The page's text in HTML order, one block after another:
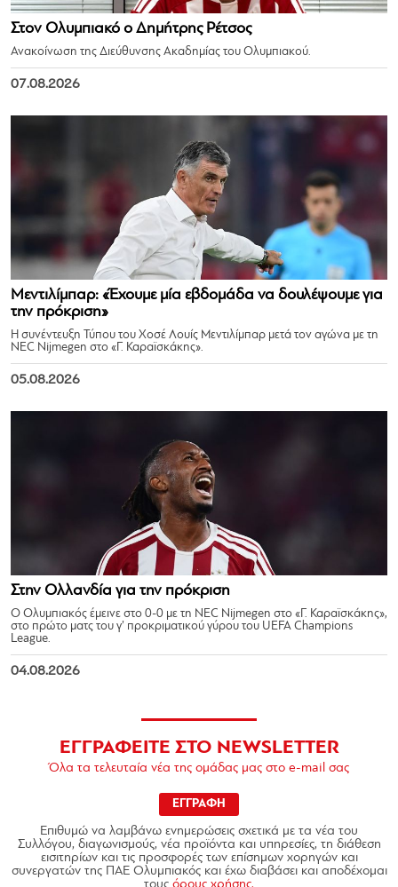
Στον Ολυμπιακό ο Δημήτρης Ρέτσος
Ανακοίνωση της Διεύθυνσης Ακαδημίας του Ολυμπιακού.
07.08.2026
Μεντιλίμπαρ: «Έχουμε μία εβδομάδα να δουλέψουμε για
την πρόκριση»
Η συνέντευξη Τύπου του Χοσέ Λουίς Μεντιλίμπαρ μετά τον αγώνα με τη
NEC Nijmegen στο «Γ. Καραϊσκάκης».
05.08.2026
Στην Ολλανδία για την πρόκριση
Ο Ολυμπιακός έμεινε στο 0-0 με τη NEC Nijmegen στο «Γ. Καραϊσκάκης»,
στο πρώτο ματς του γ’ προκριματικού γύρου του UEFA Champions
League.
04.08.2026
ΕΓΓΡΑΦΕΙΤΕ ΣΤΟ NEWSLETTER
Όλα τα τελευταία νέα της ομάδας μας στο e-mail σας
ΕΓΓΡΑΦΗ
Επιθυμώ να λαμβάνω ενημερώσεις σχετικά με τα νέα του
Συλλόγου, διαγωνισμούς, νέα προϊόντα και υπηρεσίες, τη διάθεση
εισιτηρίων και τις προσφορές των επίσημων χορηγών και
συνεργατών της ΠΑΕ Ολυμπιακός και έχω διαβάσει και αποδέχομαι